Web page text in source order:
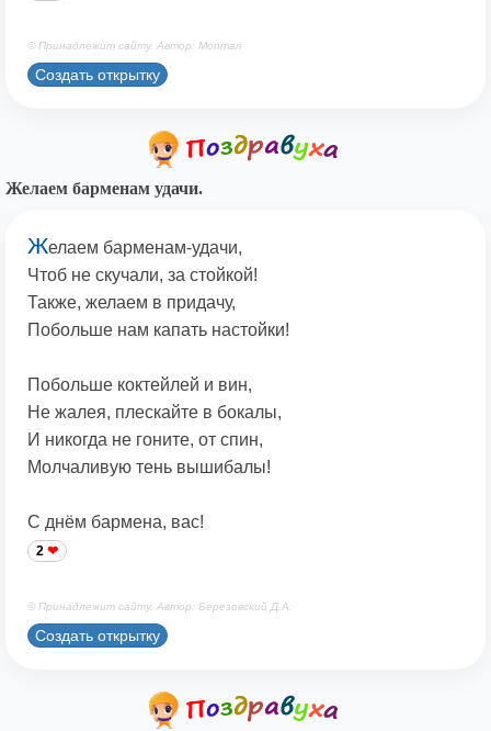
© Принадлежит сайту. Автор: Monmari
Создать открытку
Желаем барменам удачи.
Желаем барменам-удачи,
Чтоб не скучали, за стойкой!
Также, желаем в придачу,
Побольше нам капать настойки!
Побольше коктейлей и вин,
Не жалея, плескайте в бокалы,
И никогда не гоните, от спин,
Молчаливую тень вышибалы!
С днём бармена, вас!
2
© Принадлежит сайту. Автор: Березовский Д.А.
Создать открытку